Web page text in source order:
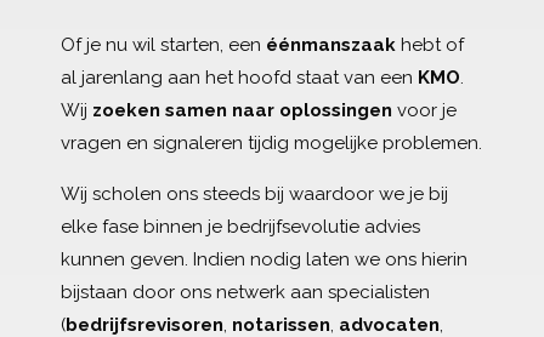
Of je nu wil starten, een éénmanszaak hebt of
al jarenlang aan het hoofd staat van een KMO.
Wij zoeken samen naar oplossingen voor je
vragen en signaleren tijdig mogelijke problemen.
Wij scholen ons steeds bij waardoor we je bij
elke fase binnen je bedrijfsevolutie advies
kunnen geven. Indien nodig laten we ons hierin
bijstaan door ons netwerk aan specialisten
(bedrijfsrevisoren notarissen advocaten